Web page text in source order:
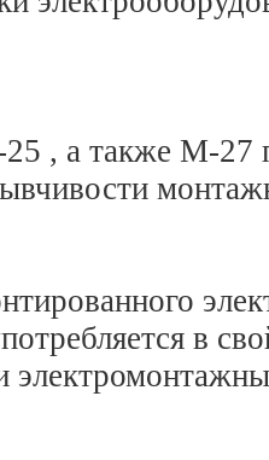
, а также М-27
в